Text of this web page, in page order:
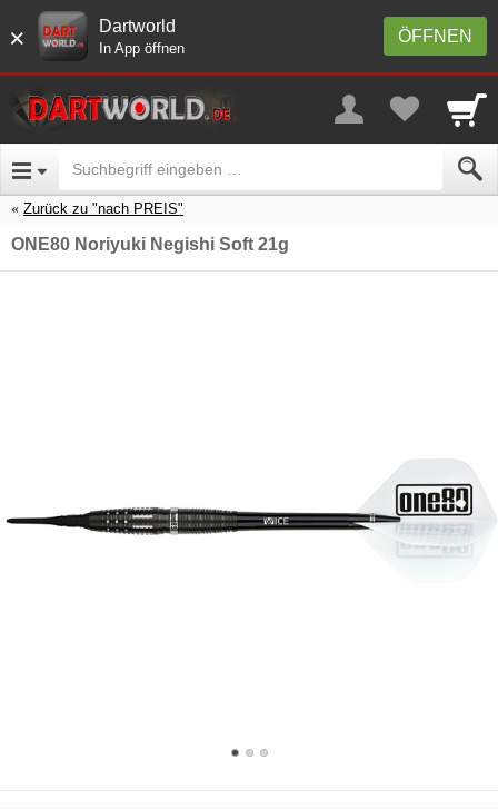
× ÖFFNEN
Dartworld
In App öffnen
Zurück zu "nach PREIS"
ONE80 Noriyuki Negishi Soft 21g